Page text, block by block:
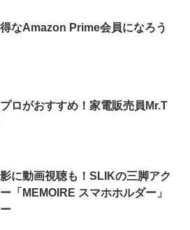
なAmazon Prime会員になろう
ロがおすすめ！家電販売員Mr.T
に動画視聴も！SLIKの三脚アク
「MEMOIRE スマホホルダー」